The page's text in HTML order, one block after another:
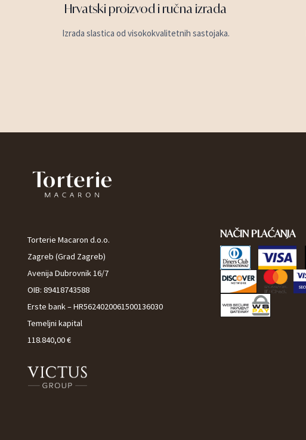
Hrvatski proizvod i ručna izrada
Izrada slastica od visokokvalitetnih sastojaka.
Torterie Macaron d.o.o.
Zagreb (Grad Zagreb)
Avenija Dubrovnik 16/7
OIB: 89418743588
Erste bank – HR5624020061500136030
Temeljni kapital
118.840,00 €
NAČIN PLAĆANJA